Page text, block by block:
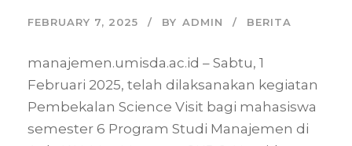
FEBRUARY 7, 2025 BY ADMIN BERITA
manajemen.umisda.ac.id – Sabtu, 1
Februari 2025, telah dilaksanakan kegiatan
Pembekalan Science Visit bagi mahasiswa
semester 6 Program Studi Manajemen di